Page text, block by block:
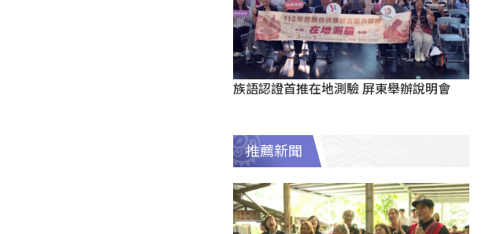
族語認證首推在地測驗 屏東舉辦說明會
推薦新聞